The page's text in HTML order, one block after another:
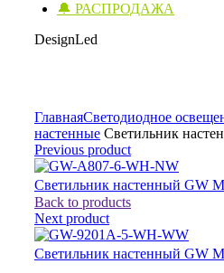
🔔 РАСПРОДАЖА
DesignLed
ГлавнаяСветодиодное
настенные Светильник
Previous product
Светильник настенный GW
Back to products
Next product
Светильник настенный GW